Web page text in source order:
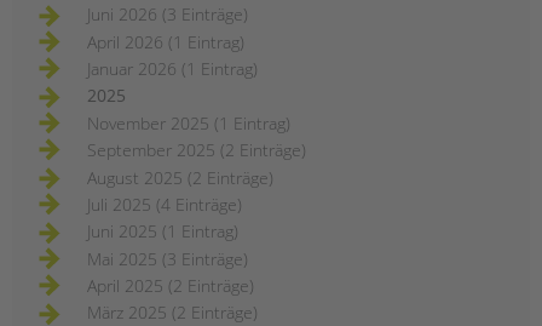
Juni 2026 (3 Einträge)
April 2026 (1 Eintrag)
Januar 2026 (1 Eintrag)
2025
November 2025 (1 Eintrag)
September 2025 (2 Einträge)
August 2025 (2 Einträge)
Juli 2025 (4 Einträge)
Juni 2025 (1 Eintrag)
Mai 2025 (3 Einträge)
April 2025 (2 Einträge)
März 2025 (2 Einträge)